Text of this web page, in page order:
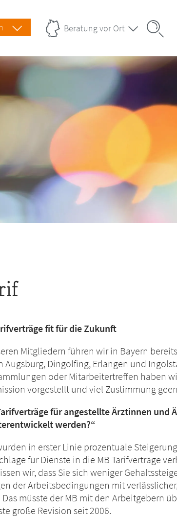
Beratung vor Ort
fit für die Zukunft
Mitgliedern führen wir in Bayern
Augsburg, Dingolfing, Erlangen und
oder Mitarbeitertreffen haben
vorgestellt und viel Zustimmung
für angestellte Ärztinnen und
werden?“
in erster Linie prozentuale
für Dienste in die MB Tarifverträge
wir, dass Sie sich weniger
der Arbeitsbedingungen mit
müsste der MB mit den Arbeitgebern
große Revision seit 2006.